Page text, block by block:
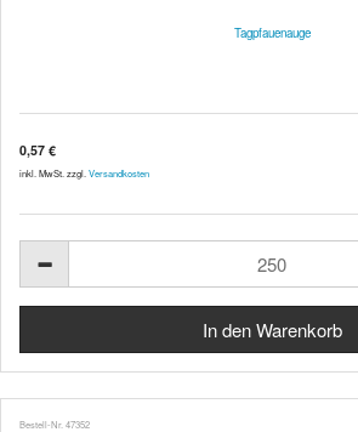
Tagpfauenauge
0,57 €
inkl. MwSt. zzgl. Versandkosten
Bestell-Nr. 47352